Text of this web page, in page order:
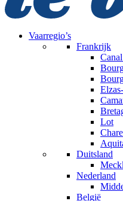
Vaarregio’s
Frankrijk
Lot
Duitsland
Nederland
België